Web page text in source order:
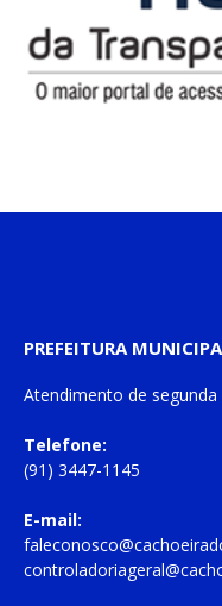
PREFEITURA
Atendimento de segunda
Telefone:
(91) 3447-1145
E-mail: